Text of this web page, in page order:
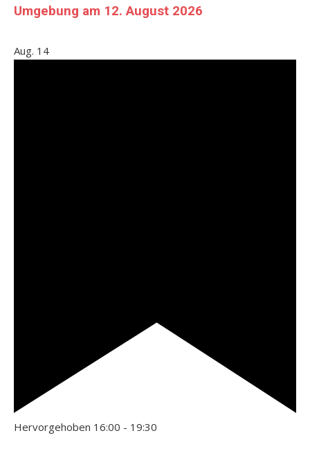
Umgebung am 12. August 2026
Aug. 14
Hervorgehoben 16:00 - 19:30